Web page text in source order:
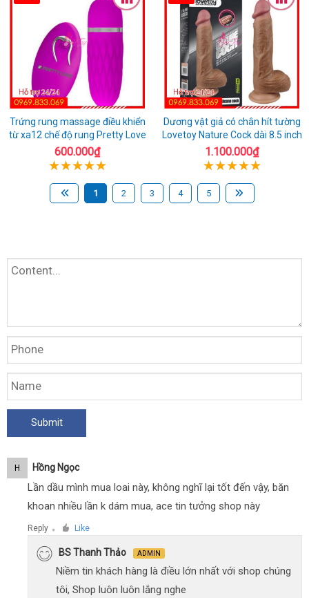
Trứng rung massage điều khiển
từ xa12 chế độ rung Pretty Love
600.000₫
Dương vật giả có chân hít tường
Lovetoy Nature Cock dài 8.5 inch
1.100.000₫
1 2 3 4 5
H Hồng Ngọc
Lần dầu mình mua loai này, không nghĩ lại tốt đến vậy, băn
khoan nhiều lần k dám mua, ace tin tưởng shop này
Reply ● Like
BS Thanh Thảo ADMIN
Niềm tin khách hàng là điều lớn nhất với shop chúng
tôi, Shop luôn luôn lắng nghe